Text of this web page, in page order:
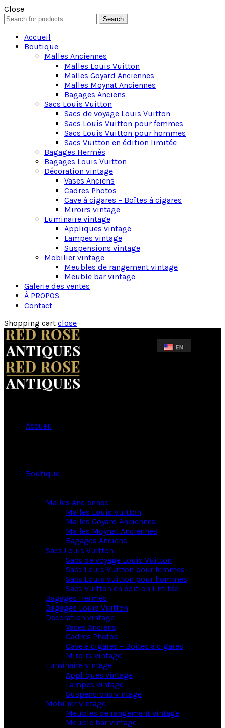
Close
Search
for:
Search
Accueil
Boutique
Malles Anciennes
Malles Louis Vuitton
Malles Goyard Anciennes
Malles Moynat Anciennes
Bagages Anciens
Sacs Louis Vuitton
Sacs de voyage Louis Vuitton
Sacs Louis Vuitton pour femmes
Sacs Louis Vuitton pour hommes
Sacs Vuitton en édition limitée
Bagages Hermès
Bagages Louis Vuitton
Décoration vintage
Vases Anciens
Cadres Photos
Cave à cigares – Boîtes à cigares
Miroirs vintage
Luminaire vintage
Appliques vintage
Lampes vintage
Suspensions vintage
Mobilier vintage
Meubles de rangement vintage
Meuble bar vintage
Galerie des ventes
À PROPOS
Contact
Shopping cart close
Accueil
Boutique
Malles Anciennes
Malles Louis Vuitton
Malles Goyard Anciennes
Malles Moynat Anciennes
Bagages Anciens
Sacs Louis Vuitton
Sacs de voyage Louis Vuitton
Sacs Louis Vuitton pour femmes
Sacs Louis Vuitton pour hommes
Sacs Vuitton en édition limitée
Bagages Hermès
Bagages Louis Vuitton
Décoration vintage
Vases Anciens
Cadres Photos
Cave à cigares – Boîtes à cigares
Miroirs vintage
Luminaire vintage
Appliques vintage
Lampes vintage
Suspensions vintage
Mobilier vintage
Meubles de rangement vintage
Meuble bar vintage